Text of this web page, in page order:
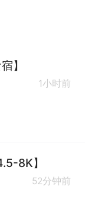
】
1小时前
8K】
52分钟前